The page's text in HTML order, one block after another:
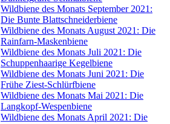
Wildbiene des Monats September 2021:
Die Bunte Blattschneiderbiene
Wildbiene des Monats August 2021: Die
Rainfarn-Maskenbiene
Wildbiene des Monats Juli 2021: Die
Schuppenhaarige Kegelbiene
Wildbiene des Monats Juni 2021: Die
Frühe Ziest-Schlürfbiene
Wildbiene des Monats Mai 2021: Die
Langkopf-Wespenbiene
Wildbiene des Monats April 2021: Die